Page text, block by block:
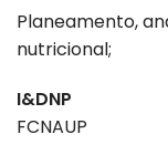
Planeamento,
nutricional;
I&DNP
FCNAUP